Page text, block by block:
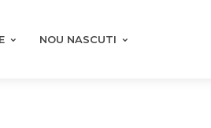
NOU NASCUTI